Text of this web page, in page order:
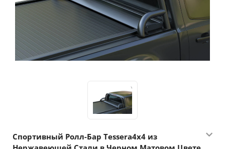
Спортивный Ролл-Бар Tessera4x4 из